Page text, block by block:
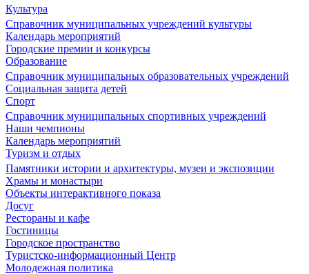
Культура
Справочник муниципальных учреждений культуры
Календарь мероприятий
Городские премии и конкурсы
Образование
Справочник муниципальных образовательных учреждений
Социальная защита детей
Спорт
Справочник муниципальных спортивных учреждений
Наши чемпионы
Календарь мероприятий
Туризм и отдых
Памятники истории и архитектуры, музеи и экспозиции
Храмы и монастыри
Объекты интерактивного показа
Досуг
Рестораны и кафе
Гостиницы
Городское пространство
Туристско-информационный Центр
Молодежная политика